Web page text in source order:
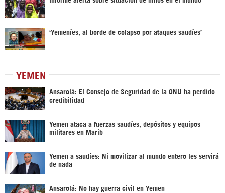
‘Yemeníes, al borde de colapso por ataques saudíes’
YEMEN
Ansarolá: El Consejo de Seguridad de la ONU ha perdido
credibilidad
Yemen ataca a fuerzas saudíes, depósitos y equipos
militares en Marib
Yemen a saudíes: Ni movilizar al mundo entero les servirá
de nada
Ansarolá: No hay guerra civil en Yemen